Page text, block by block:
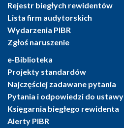
Rejestr biegłych rewidentów
Lista firm audytorskich
Wydarzenia PIBR
Zgłoś naruszenie
e-Biblioteka
Projekty standardów
Najczęściej zadawane pytania
Pytania i odpowiedzi do ustawy
Księgarnia biegłego rewidenta
Alerty PIBR